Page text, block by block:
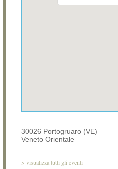
30026 Portogruaro (VE)
Veneto Orientale
> visualizza tutti gli eventi